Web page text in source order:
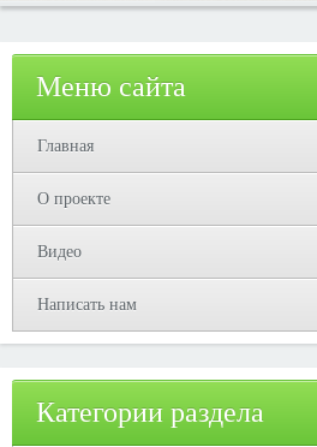
Меню сайта
Главная
О проекте
Видео
Написать нам
Категории раздела